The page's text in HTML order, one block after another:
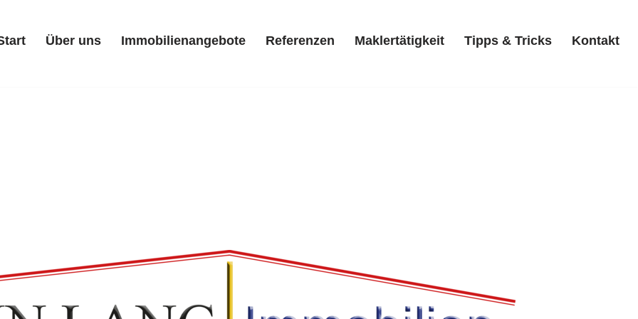
Über uns Immobilienangebote Referenzen Maklertätigkeit Tipps & Tricks Kontakt